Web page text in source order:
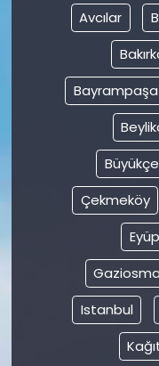
Avcılar
Bayrampaşa
Çekmeköy
Istanbul
Politika
Spor
Teknoloji
TÜRKiYE
Video Galeri
YAŞAM
Yazarlar